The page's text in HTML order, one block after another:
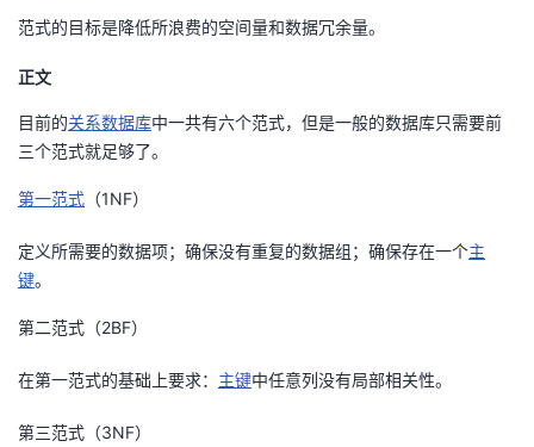
的
我
坛
圈
子
的
直
我
的
我
范式的目标是降低所浪费的空间量和数据冗余量。
正文
目前的关系数据库中一共有六个范式，但是一般的数据库只需要前
三个范式就足够了。
第一范式 （1NF）
定义所需要的数据项；确保没有重复的数据组；确保存在一个主
键。
第二范式（2BF）
在第一范式的基础上要求： 主键中任意列没有局部相关性。
第三范式（3NF）